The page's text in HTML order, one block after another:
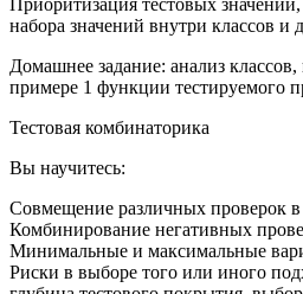
набора значений внутри классов и
Домашнее задание: анализ
примере 1 функции тестируемого
Тестовая комбинаторика
Вы научитесь:
Совмещение различных проверок в
Комбинирование негативных
Минимальные и максимальные
Риски в выборе того или иного